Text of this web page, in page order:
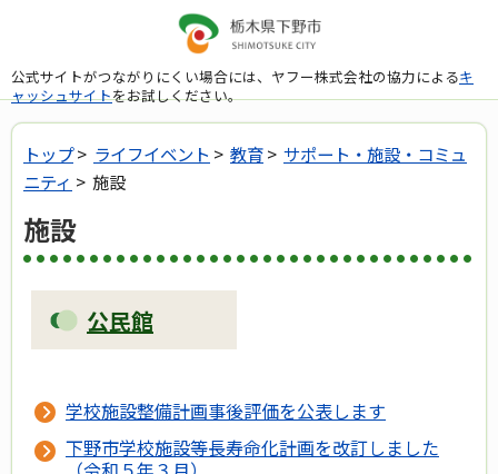
公式サイトがつながりにくい場合には、ヤフー株式会社の協力によるキ
ャッシュサイトをお試しください。
トップ> ライフイベント > 教育> サポート・施設・コミュ
ニティ > 施設
施設
公民館
学校施設整備計画事後評価を公表します
下野市学校施設等長寿命化計画を改訂しました